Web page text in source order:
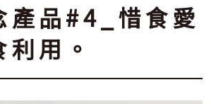
產品#4_惜食愛
用。